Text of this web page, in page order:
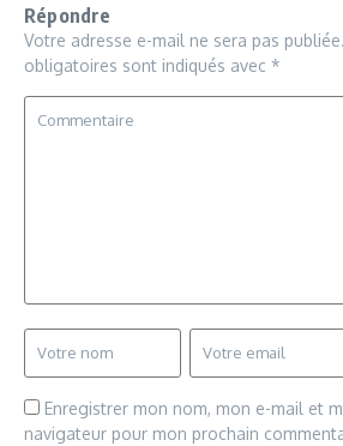
Répondre
Votre adresse e-mail ne sera pas publiée.
obligatoires sont indiqués avec *
Enregistrer mon nom, mon e-mail et
navigateur pour mon prochain